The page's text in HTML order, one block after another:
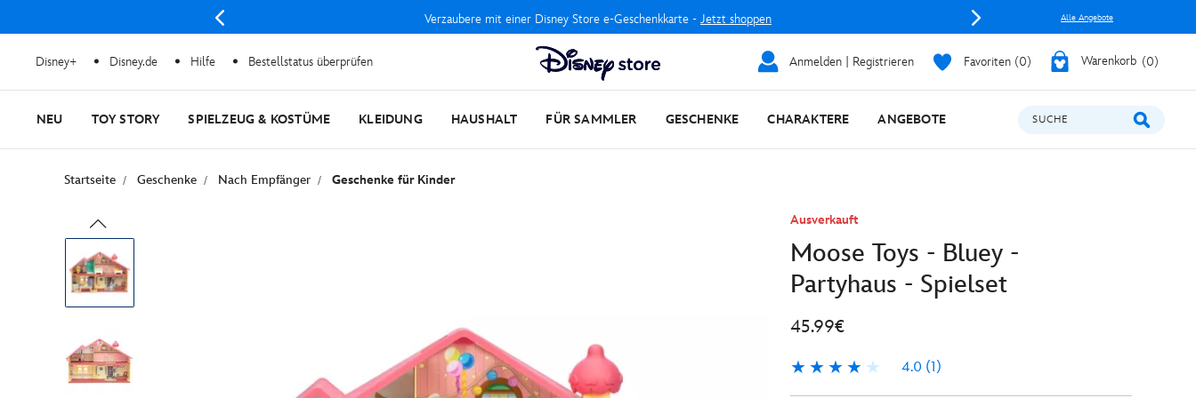
Verzaubere mit einer Disney Store e-Geschenkkarte - Jetzt shoppen Alle Angebote
Disney+ Disney.de Hilfe Bestellstatus überprüfen Anmelden | Registrieren Favoriten 0 Warenkorb 0
NEU TOY STORY SPIELZEUG & KOSTÜME KLEIDUNG HAUSHALT FÜR SAMMLER GESCHENKE CHARAKTERE ANGEBOTE SUCHE
Startseite Geschenke Nach Empfänger Geschenke für Kinder
Ausverkauft
Moose Toys - Bluey -
Partyhaus - Spielset
45.99€
4.0 (1)
4.0